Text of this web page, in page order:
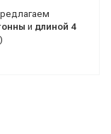
и длиной 4